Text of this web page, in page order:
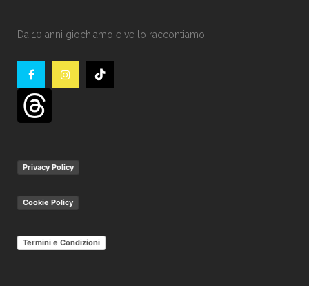
Da 10 anni giochiamo e ve lo raccontiamo.
Privacy Policy
Cookie Policy
Termini e Condizioni